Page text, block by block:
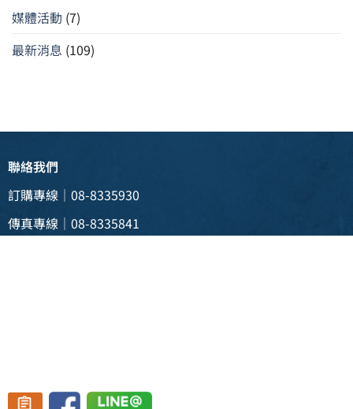
媒體活動 (7)
最新消息 (109)
聯絡我們
訂購專線｜08-8335930
傳真專線｜08-8335841